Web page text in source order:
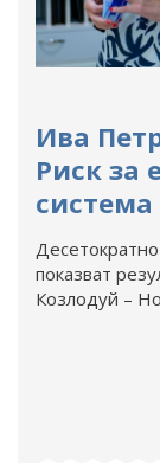
Ива
Риск за
показват
Козлодуй –